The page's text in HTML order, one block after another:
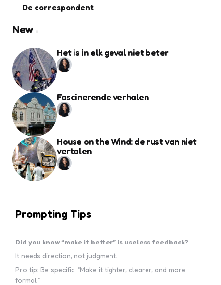
De correspondent
New
Het is in elk geval niet beter
Fascinerende verhalen
House on the Wind: de rust van niet
vertalen
Prompting Tips
Did you know “make it better” is useless feedback?
It needs direction, not judgment.
Pro tip: Be specific: “Make it tighter, clearer, and more
formal.”